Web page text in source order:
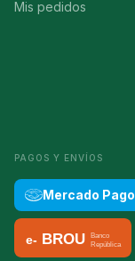
Mis pedidos
PAGOS Y ENVÍOS
Mercado Pago